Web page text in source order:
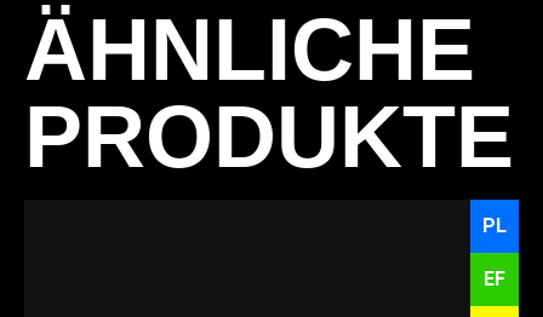
ÄHNLICHE
PRODUKTE
PL
EF